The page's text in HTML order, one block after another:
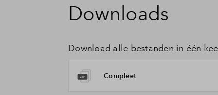
Downloads
Download alle bestanden in één
Compleet